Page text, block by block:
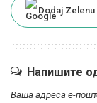
Dodaj
Напишите
Ваша адреса е-